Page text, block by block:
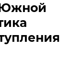
Южной